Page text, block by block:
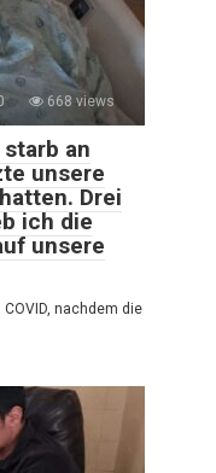
668 views
an
unsere
Drei
ich die
unsere
nachdem die